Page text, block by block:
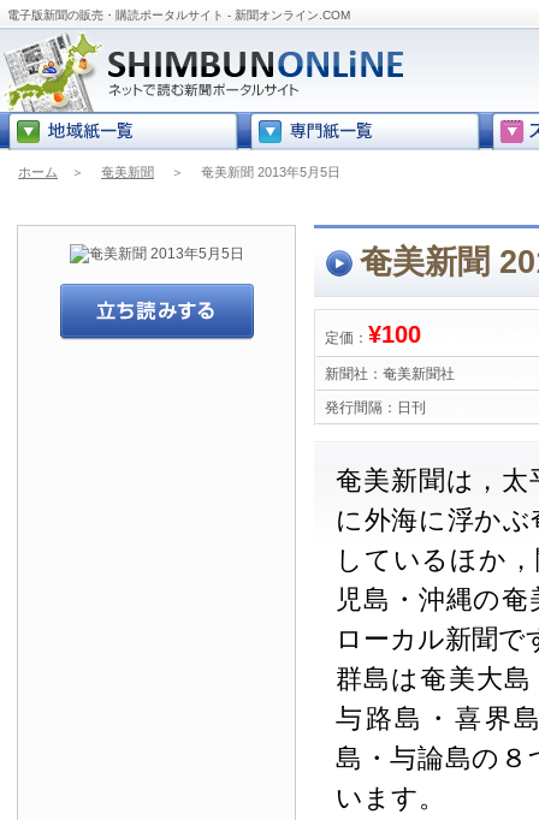
電子版新聞の販売・購読ポータルサイト - 新聞オンライン.COM
ホーム ＞ 奄美新聞 ＞ 奄美新聞 2013年5月5日
奄美新聞
定価： ¥100
新聞社： 奄美新聞社
発行間隔： 日刊
奄美新聞は，
に外海に浮か
しているほか
児島・沖縄の
ローカル新聞で
群島は奄美大
与路島・喜界
島・与論島の
います。